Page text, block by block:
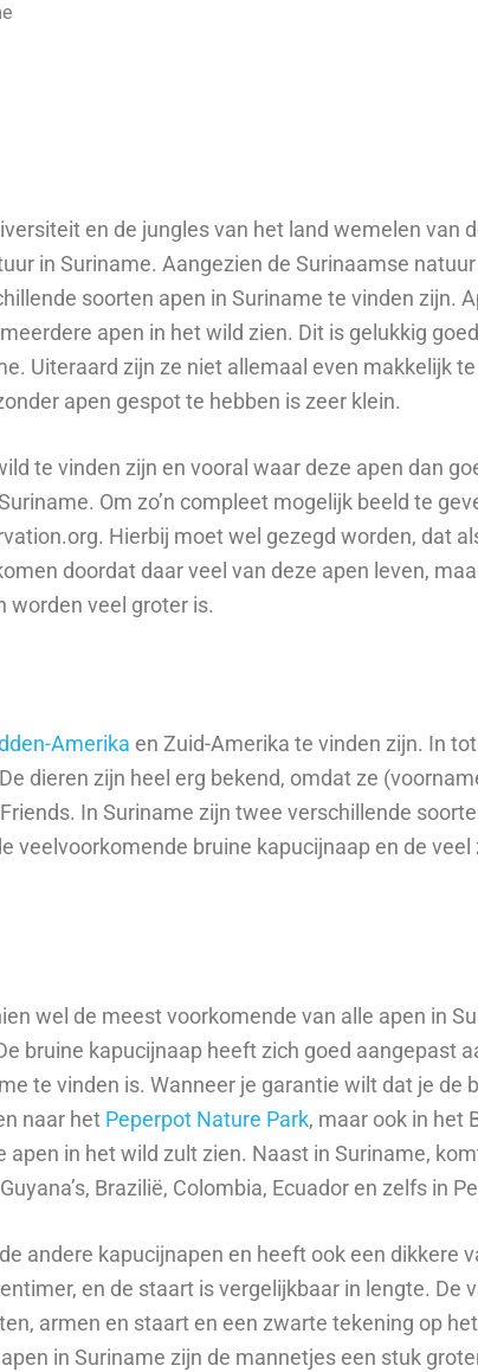
en de jungles van het land wemelen van
in Suriname. Aangezien de Surinaamse
soorten apen in Suriname te vinden zijn.
apen in het wild zien. Dit is gelukkig
Uiteraard zijn ze niet allemaal even makkelijk
apen gespot te hebben is zeer klein.
te vinden zijn en vooral waar deze apen dan
Om zo’n compleet mogelijk beeld te
Hierbij moet wel gezegd worden, dat
doordat daar veel van deze apen leven,
worden veel groter is.
Amerika en Zuid-Amerika te vinden zijn. In
dieren zijn heel erg bekend, omdat ze
In Suriname zijn twee verschillende
veelvoorkomende bruine kapucijnaap en de veel
wel de meest voorkomende van alle apen in
bruine kapucijnaap heeft zich goed aangepast
te vinden is. Wanneer je garantie wilt dat je de
naar het Peperpot Nature Park, maar ook in het
in het wild zult zien. Naast in Suriname,
Brazilië, Colombia, Ecuador en zelfs in
andere kapucijnapen en heeft ook een dikkere
en de staart is vergelijkbaar in lengte. De
armen en staart en een zwarte tekening op
in Suriname zijn de mannetjes een stuk